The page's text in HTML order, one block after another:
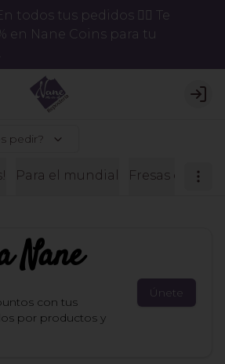
todos tus pedidos 👉🏻 Te
en Nane Coins para tu
pedir?
Para el mundial Fresas con
Nane
con tus
por productos y
Únete